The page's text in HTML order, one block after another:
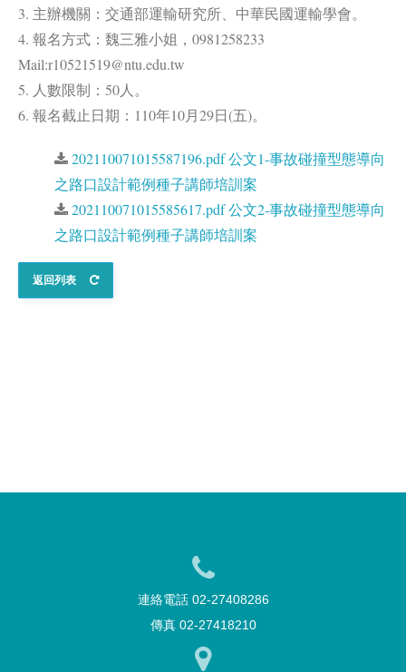
3. 主辦機關：交通部運輸研究所、中華民國運輸學會。
4. 報名方式：魏三雅小姐，0981258233
Mail:r10521519@ntu.edu.tw
5. 人數限制：50人。
6. 報名截止日期：110年10月29日(五)。
202110071015587196.pdf 公文1-事故碰撞型態導向
之路口設計範例種子講師培訓案
202110071015585617.pdf 公文2-事故碰撞型態導向
之路口設計範例種子講師培訓案
返回列表
連絡電話 02-27408286
傳真 02-27418210